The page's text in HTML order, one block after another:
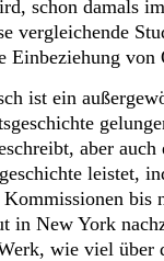
schon damals
vergleichende
Einbeziehung
ist ein
aber
leistet,
bis
in New York
wie viel über